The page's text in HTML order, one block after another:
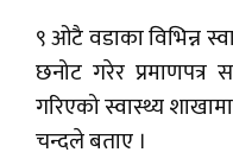
९ ओटै वडाका विभिन्न
छनोट गरेर प्रमाणपत्र
गरिएको स्वास्थ्य
चन्दले बताए ।